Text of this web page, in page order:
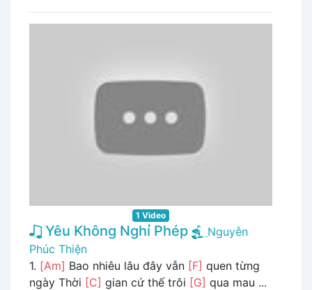
1 Video
Yêu Không Nghỉ Phép
Nguyễn
Phúc Thiện
1. [Am] Bao nhiêu lâu đây vẫn [F] quen từng
ngày Thời [C] gian cứ thế trôi [G] qua mau ...